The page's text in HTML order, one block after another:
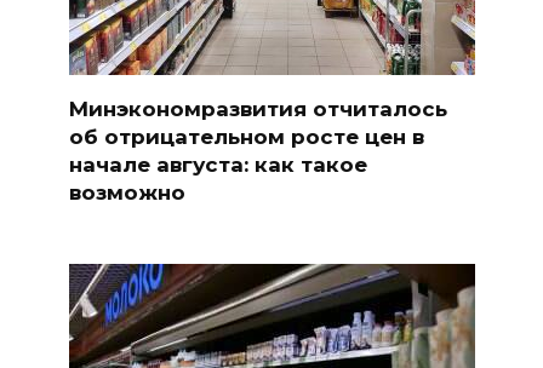
Минэкономразвития отчиталось
об отрицательном росте цен в
начале августа: как такое
возможно